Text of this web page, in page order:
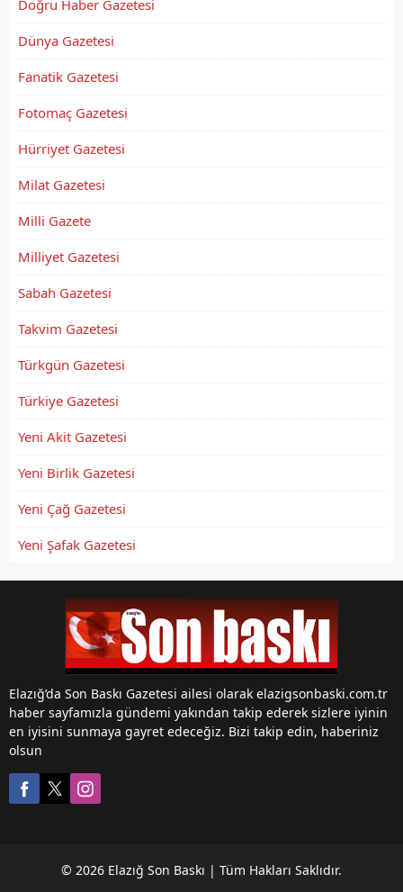
Doğru Haber Gazetesi
Dünya Gazetesi
Fanatik Gazetesi
Fotomaç Gazetesi
Hürriyet Gazetesi
Milat Gazetesi
Milli Gazete
Milliyet Gazetesi
Sabah Gazetesi
Takvim Gazetesi
Türkgün Gazetesi
Türkiye Gazetesi
Yeni Akit Gazetesi
Yeni Birlik Gazetesi
Yeni Çağ Gazetesi
Yeni Şafak Gazetesi
Elazığ’da Son Baskı Gazetesi ailesi olarak elazigsonbaski.com.tr
haber sayfamızla gündemi yakından takip ederek sizlere iyinin
en iyisini sunmaya gayret edeceğiz. Bizi takip edin, haberiniz
olsun
© 2026 Elazığ Son Baskı | Tüm Hakları Saklıdır.